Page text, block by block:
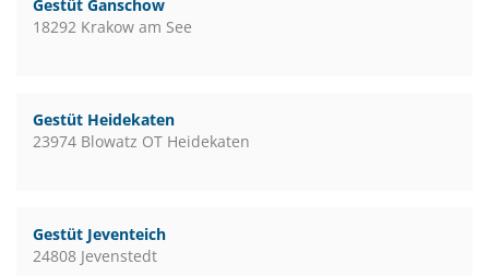
Gestüt Ganschow
18292 Krakow am See
Gestüt Heidekaten
23974 Blowatz OT Heidekaten
Gestüt Jeventeich
24808 Jevenstedt